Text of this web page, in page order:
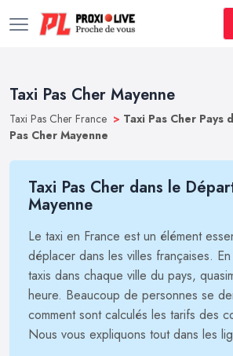
Taxi Pas Cher Mayenne
Taxi Pas Cher France > Taxi Pas Cher Pays
Pas Cher Mayenne
Taxi Pas Cher dans le
Mayenne
Le taxi en France est un élément
déplacer dans les villes françaises.
taxis dans chaque ville du pays,
heure. Beaucoup de personnes se
comment sont calculés les tarifs des
Nous vous expliquons tout dans les